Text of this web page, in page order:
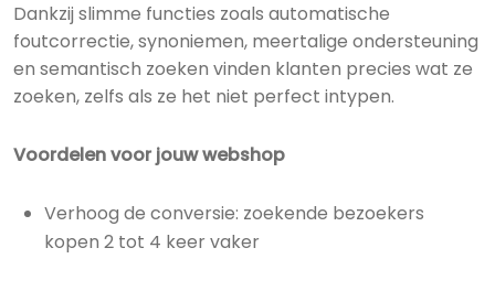
Dankzij slimme functies zoals automatische
foutcorrectie, synoniemen, meertalige ondersteuning
en semantisch zoeken vinden klanten precies wat ze
zoeken, zelfs als ze het niet perfect intypen.
Voordelen voor jouw webshop
Verhoog de conversie: zoekende bezoekers
kopen 2 tot 4 keer vaker